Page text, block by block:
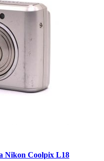
Nikon Coolpix L18